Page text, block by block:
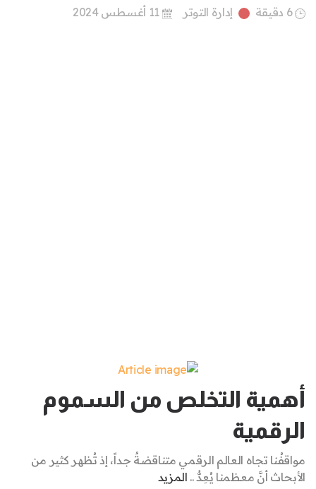
6 دقيقة
إدارة التوتر 11 أغسطس 2024
أهمية التخلص من السموم
الرقمية
مواقفُنا تجاه العالم الرقمي متناقضةٌ جداً، إذ تُظهر كثير من
الأبحاث أنَّ معظمنا يُعِدُّ .. المزيد